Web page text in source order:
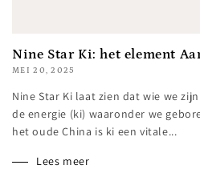
Nine Star Ki: het element
MEI 20, 2025
Nine Star Ki laat zien dat wie we
de energie (ki) waaronder we
het oude China is ki een vitale...
Lees meer